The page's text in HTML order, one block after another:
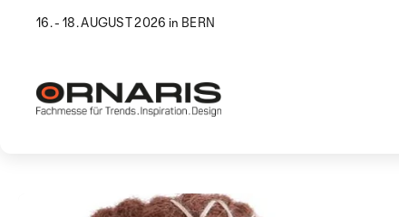
16. - 18. AUGUST 2026 in BERN